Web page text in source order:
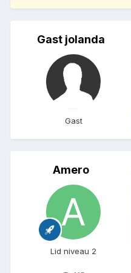
Gast jolanda
Gast
Amero
Lid niveau 2